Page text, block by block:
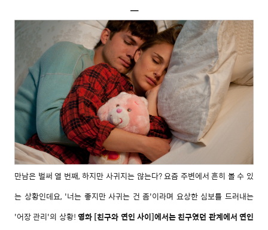
━
만남은 벌써 열 번째, 하지만 사귀지는 않는다? 요즘 주변에서 흔히 볼 수 있
는 상황인데요, '너는 좋지만 사귀는 건 좀'이라며 요상한 심보를 드러내는
'어장 관리'의 상황!영화 [친구와 연인 사이]에서는 친구였던 관계에서 연인